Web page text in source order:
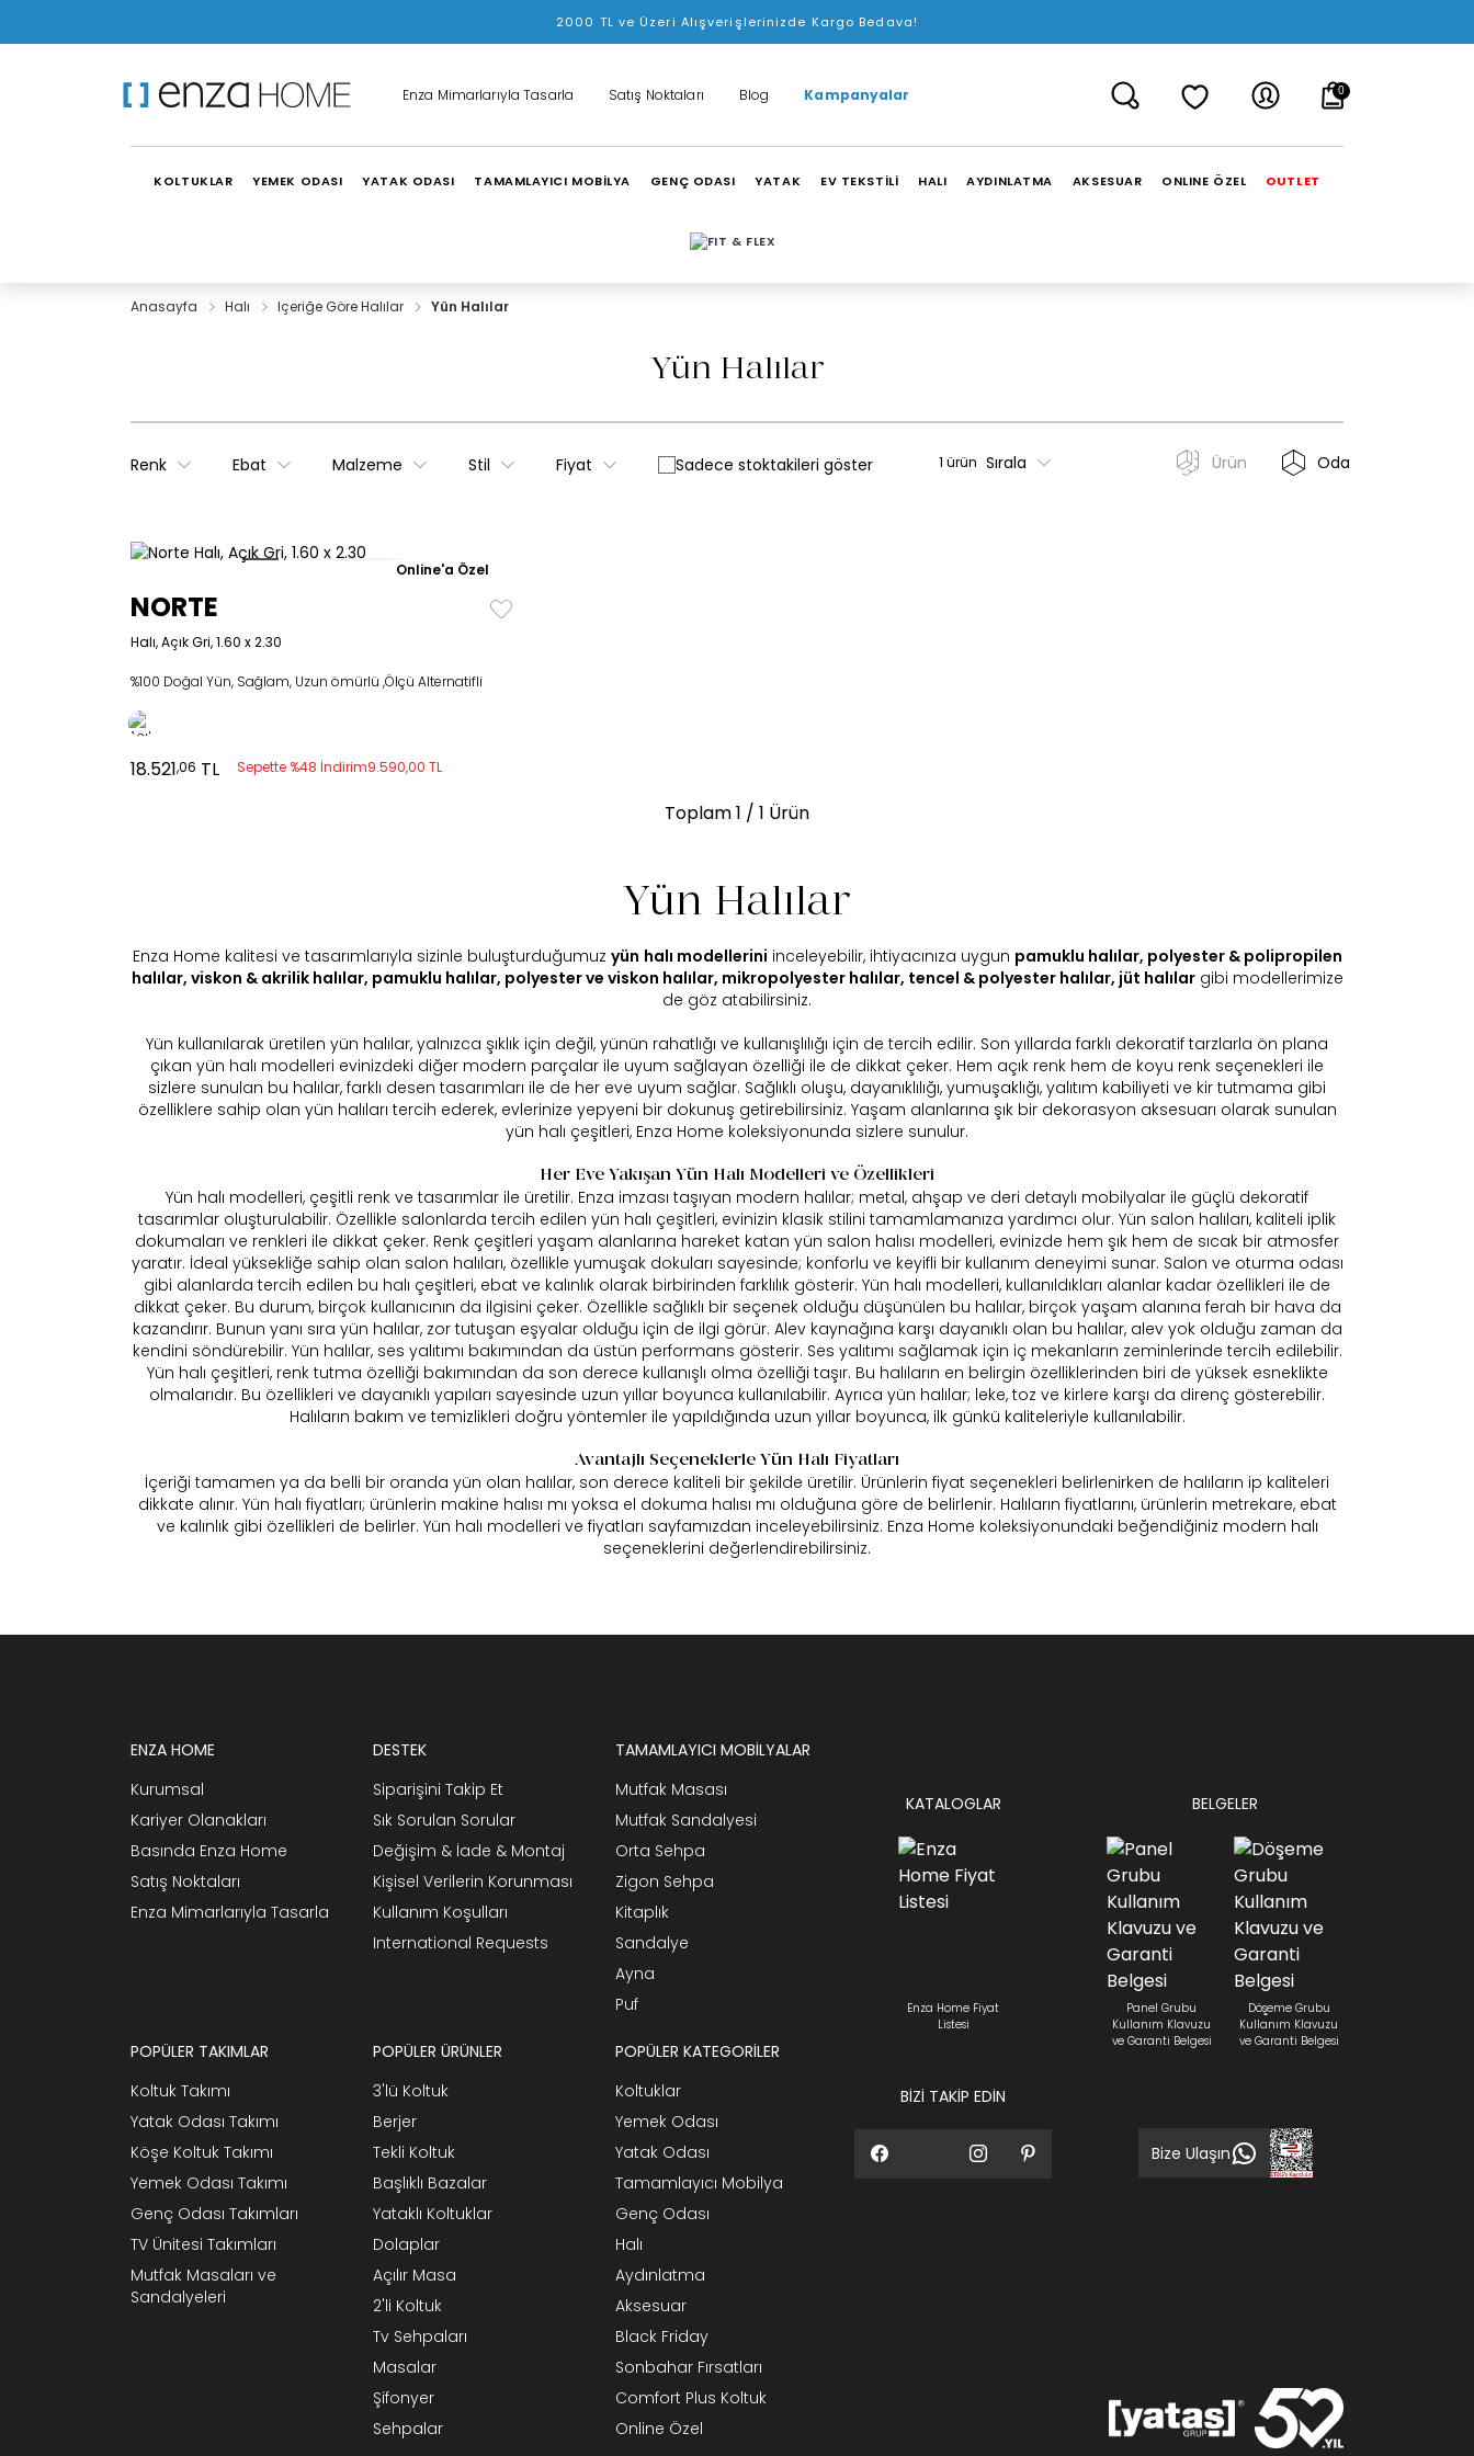
2000 TL ve Üzeri Alışverişlerinizde Kargo Bedava!
Enza Mimarlarıyla Tasarla Satış Noktaları Blog Kampanyalar 0
KOLTUKLAR YEMEK ODASI YATAK ODASI TAMAMLAYICI MOBİLYA GENÇ ODASI YATAK EV TEKSTİLİ HALI AYDINLATMA AKSESUAR ONLINE ÖZEL OUTLET
Anasayfa Halı Içeriğe Göre Halılar Yün Halılar
Yün Halılar
Renk Ebat Malzeme Stil Fiyat Sadece stoktakileri göster 1 ürün Sırala Ürün Oda
Online'a Özel
NORTE
Halı, Açık Gri, 1.60 x 2.30
%100 Doğal Yün, Sağlam, Uzun ömürlü ,Ölçü Alternatifli
18.521,06 TL Sepette %48 İndirim9.590,00 TL
Toplam1 / 1 Ürün
Yün Halılar
Enza Home kalitesi ve tasarımlarıyla sizinle buluşturduğumuz yün halı modellerini inceleyebilir, ihtiyacınıza uygun pamuklu halılar, polyester & polipropilen
halılar, viskon & akrilik halılar, pamuklu halılar, polyester ve viskon halılar, mikropolyester halılar, tencel & polyester halılar, jüt halılargibi modellerimize
de göz atabilirsiniz.
Yün kullanılarak üretilen yün halılar, yalnızca şıklık için değil, yünün rahatlığı ve kullanışlılığı için de tercih edilir. Son yıllarda farklı dekoratif tarzlarla ön plana
çıkan yün halı modelleri evinizdeki diğer modern parçalar ile uyum sağlayan özelliği ile de dikkat çeker. Hem açık renk hem de koyu renk seçenekleri ile
sizlere sunulan bu halılar, farklı desen tasarımları ile de her eve uyum sağlar. Sağlıklı oluşu, dayanıklılığı, yumuşaklığı, yalıtım kabiliyeti ve kir tutmama gibi
özelliklere sahip olan yün halıları tercih ederek, evlerinize yepyeni bir dokunuş getirebilirsiniz. Yaşam alanlarına şık bir dekorasyon aksesuarı olarak sunulan
yün halı çeşitleri, Enza Home koleksiyonunda sizlere sunulur.
Her Eve Yakışan Yün Halı Modelleri ve Özellikleri
Yün halı modelleri, çeşitli renk ve tasarımlar ile üretilir. Enza imzası taşıyan modern halılar; metal, ahşap ve deri detaylı mobilyalar ile güçlü dekoratif
tasarımlar oluşturulabilir. Özellikle salonlarda tercih edilen yün halı çeşitleri, evinizin klasik stilini tamamlamanıza yardımcı olur. Yün salon halıları, kaliteli iplik
dokumaları ve renkleri ile dikkat çeker. Renk çeşitleri yaşam alanlarına hareket katan yün salon halısı modelleri, evinizde hem şık hem de sıcak bir atmosfer
yaratır. İdeal yüksekliğe sahip olan salon halıları, özellikle yumuşak dokuları sayesinde; konforlu ve keyifli bir kullanım deneyimi sunar. Salon ve oturma odası
gibi alanlarda tercih edilen bu halı çeşitleri, ebat ve kalınlık olarak birbirinden farklılık gösterir. Yün halı modelleri, kullanıldıkları alanlar kadar özellikleri ile de
dikkat çeker. Bu durum, birçok kullanıcının da ilgisini çeker. Özellikle sağlıklı bir seçenek olduğu düşünülen bu halılar, birçok yaşam alanına ferah bir hava da
kazandırır. Bunun yanı sıra yün halılar, zor tutuşan eşyalar olduğu için de ilgi görür. Alev kaynağına karşı dayanıklı olan bu halılar, alev yok olduğu zaman da
kendini söndürebilir. Yün halılar, ses yalıtımı bakımından da üstün performans gösterir. Ses yalıtımı sağlamak için iç mekanların zeminlerinde tercih edilebilir.
Yün halı çeşitleri, renk tutma özelliği bakımından da son derece kullanışlı olma özelliği taşır. Bu halıların en belirgin özelliklerinden biri de yüksek esneklikte
olmalarıdır. Bu özellikleri ve dayanıklı yapıları sayesinde uzun yıllar boyunca kullanılabilir. Ayrıca yün halılar; leke, toz ve kirlere karşı da direnç gösterebilir.
Halıların bakım ve temizlikleri doğru yöntemler ile yapıldığında uzun yıllar boyunca, ilk günkü kaliteleriyle kullanılabilir.
Avantajlı Seçeneklerle Yün Halı Fiyatları
İçeriği tamamen ya da belli bir oranda yün olan halılar, son derece kaliteli bir şekilde üretilir. Ürünlerin fiyat seçenekleri belirlenirken de halıların ip kaliteleri
dikkate alınır. Yün halı fiyatları; ürünlerin makine halısı mı yoksa el dokuma halısı mı olduğuna göre de belirlenir. Halıların fiyatlarını, ürünlerin metrekare, ebat
ve kalınlık gibi özellikleri de belirler. Yün halı modelleri ve fiyatları sayfamızdan inceleyebilirsiniz. Enza Home koleksiyonundaki beğendiğiniz modern halı
seçeneklerini değerlendirebilirsiniz.
ENZA HOME
Kurumsal
Kariyer Olanakları
Basında Enza Home
Satış Noktaları
Enza Mimarlarıyla Tasarla
DESTEK
Siparişini Takip Et
Sık Sorulan Sorular
Değişim & İade & Montaj
Kişisel Verilerin Korunması
Kullanım Koşulları
International Requests
TAMAMLAYICI MOBİLYALAR
Mutfak Masası
Mutfak Sandalyesi
Orta Sehpa
Zigon Sehpa
Kitaplık
Sandalye
Ayna
Puf
POPÜLER TAKIMLAR
Koltuk Takımı
Yatak Odası Takımı
Köşe Koltuk Takımı
Yemek Odası Takımı
Genç Odası Takımları
TV Ünitesi Takımları
Mutfak Masaları ve
Sandalyeleri
POPÜLER ÜRÜNLER
3'lü Koltuk
Berjer
Tekli Koltuk
Başlıklı Bazalar
Yataklı Koltuklar
Dolaplar
Açılır Masa
2'li Koltuk
Tv Sehpaları
Masalar
Şifonyer
Sehpalar
POPÜLER KATEGORİLER
Koltuklar
Yemek Odası
Yatak Odası
Tamamlayıcı Mobilya
Genç Odası
Halı
Aydınlatma
Aksesuar
Black Friday
Sonbahar Fırsatları
Comfort Plus Koltuk
Online Özel
KATALOGLAR
Enza Home Fiyat
Listesi
BİZİ TAKİP EDİN
BELGELER
Panel Grubu
Kullanım Klavuzu
ve Garanti Belgesi
Döşeme Grubu
Kullanım Klavuzu
ve Garanti Belgesi
Bize Ulaşın